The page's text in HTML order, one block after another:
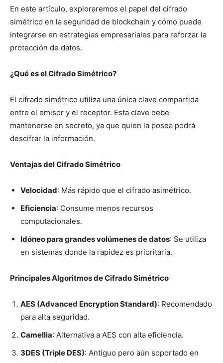
En este artículo, exploraremos el papel del cifrado
simétrico en la seguridad de blockchain y cómo puede
integrarse en estrategias empresariales para reforzar la
protección de datos.
¿Qué es el Cifrado Simétrico?
El cifrado simétrico utiliza una única clave compartida
entre el emisor y el receptor. Esta clave debe
mantenerse en secreto, ya que quien la posea podrá
descifrar la información.
Ventajas del Cifrado Simétrico
Velocidad: Más rápido que el cifrado asimétrico.
Eficiencia: Consume menos recursos
computacionales.
Idóneo para grandes volúmenes de datos: Se utiliza
en sistemas donde la rapidez es prioritaria.
Principales Algoritmos de Cifrado Simétrico
AES (Advanced Encryption Standard): Recomendado
para alta seguridad.
Camellia: Alternativa a AES con alta eficiencia.
3DES (Triple DES): Antiguo pero aún soportado en